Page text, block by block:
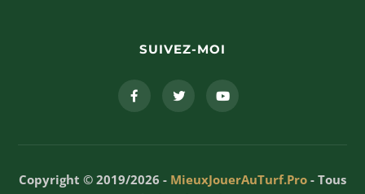
SUIVEZ-MOI
Copyright © 2019/2026 - MieuxJouerAuTurf.Pro - Tous